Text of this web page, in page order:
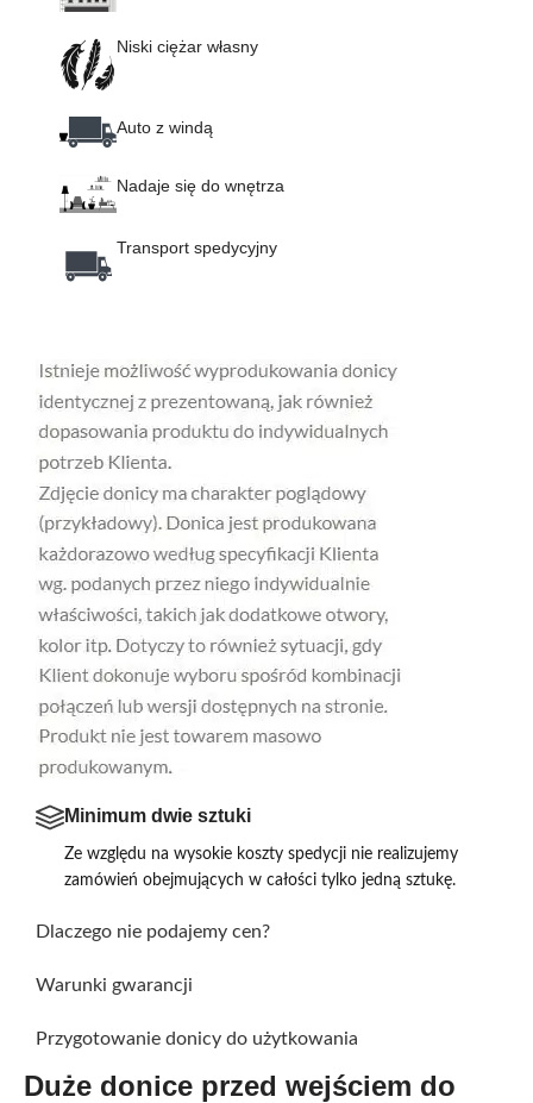
Niski ciężar własny
Auto z windą
Nadaje się do wnętrza
Transport spedycyjny
Minimum dwie sztuki
Ze względu na wysokie koszty spedycji nie realizujemy
zamówień obejmujących w całości tylko jedną sztukę.
Dlaczego nie podajemy cen?
Warunki gwarancji
Przygotowanie donicy do użytkowania
Duże donice przed wejściem do